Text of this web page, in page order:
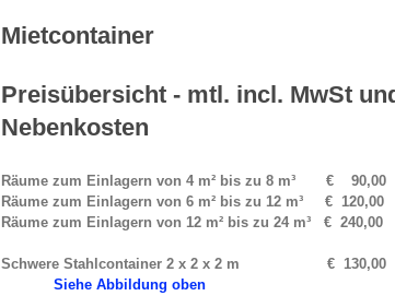
Mietcontainer
Preisübersicht - mtl. incl. MwSt
Nebenkosten
Räume zum Einlagern von 4 m² bis zu 8 m³ € 90,00
Räume zum Einlagern von 6 m² bis zu 12 m³ € 120,00
Räume zum Einlagern von 12 m² bis zu 24 m³ € 240,00
Schwere Stahlcontainer 2 x 2 x 2 m € 130,00
Siehe Abbildung oben